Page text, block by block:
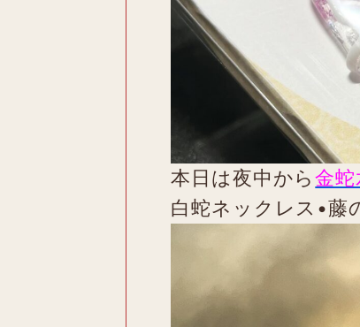
本日は夜中から金蛇
白蛇ネックレス•藤